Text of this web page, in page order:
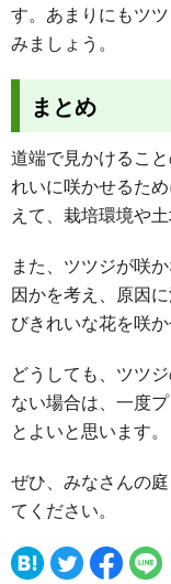
す。あまりにもツ
みましょう。
まとめ
道端で見かけるこ
れいに咲かせるた
えて、栽培環境や
また、ツツジが咲
因かを考え、原因
びきれいな花を咲か
どうしても、ツツ
ない場合は、一度
とよいと思います。
ぜひ、みなさんの
てください。